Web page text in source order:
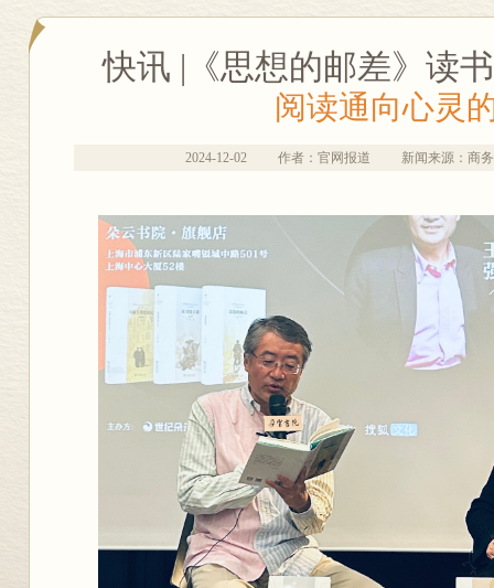
快讯 |《思想的邮差》读
阅读通向心灵
2024-12-02 作者：官网报道 新闻来源：商